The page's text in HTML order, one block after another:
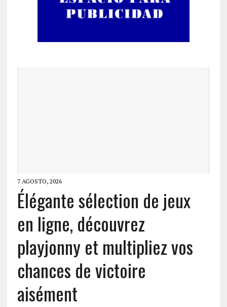
7 AGOSTO, 2026
Élégante sélection de jeux
en ligne, découvrez
playjonny et multipliez vos
chances de victoire
aisément